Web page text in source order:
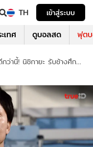
TH เข้าสู่ระบบ
เทศ ดูบอลสด ฟุต
ว่านี้! นิชิกายะ รับช้างศึก